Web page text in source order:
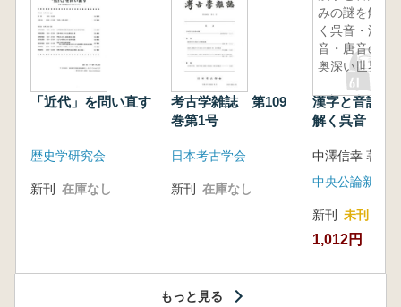
「近代」を問い直す
歴史学研究会
新刊 在庫なし
考古学雑誌 第109
巻第1号
日本考古学会
新刊 在庫なし
みの謎を解
く呉音・漢
音・唐音の
奥深い世界
漢字と音読み
解く呉音・漢
中澤信幸 著
中央公論新社
新刊 未刊
1,012円
もっと見る